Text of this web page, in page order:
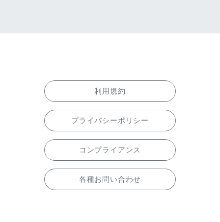
利用規約
プライバシーポリシー
コンプライアンス
各種お問い合わせ